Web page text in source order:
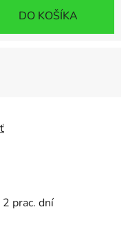
DO KOŠÍKA
prac. dní